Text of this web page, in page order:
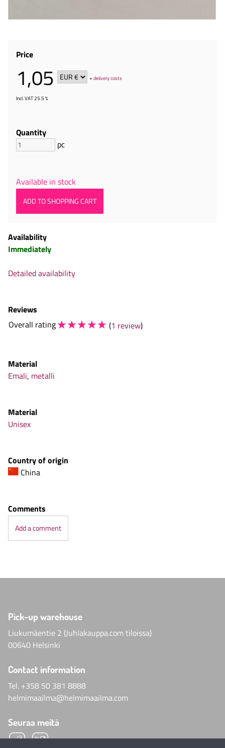
Price
1,05 +delivery costs
Incl. VAT 25.5 %
Quantity
pc
Available in stock
Availability
Immediately
Detailed availability
Reviews
Overall rating☆☆☆☆☆ (1 review)
Material
Emali, metalli
Material
Unisex
Country of origin
China
Comments
Add a comment
Pick-up warehouse
Liukumäentie 2 (Juhlakauppa.com tiloissa)
00640 Helsinki
Contact information
Tel. +358 50 381 8888
helmimaailma@helmimaailma.com
Seuraa meitä